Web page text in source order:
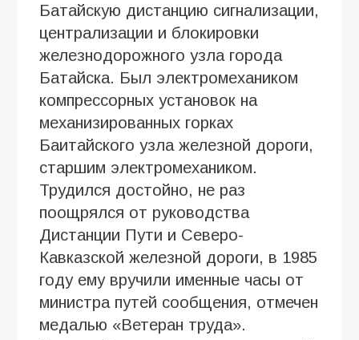
Батайскую дистанцию сигнализации,
централизации и блокировки
железнодорожного узла города
Батайска. Был электромехаником
компрессорных установок на
механизированных горках
Баитайского узла железной дороги,
старшим электромехаником.
Трудился достойно, не раз
поощрялся от руководства
Дистанции Пути и Северо-
Кавказской железной дороги, в 1985
году ему вручили именные часы от
министра путей сообщения, отмечен
медалью «Ветеран труда».